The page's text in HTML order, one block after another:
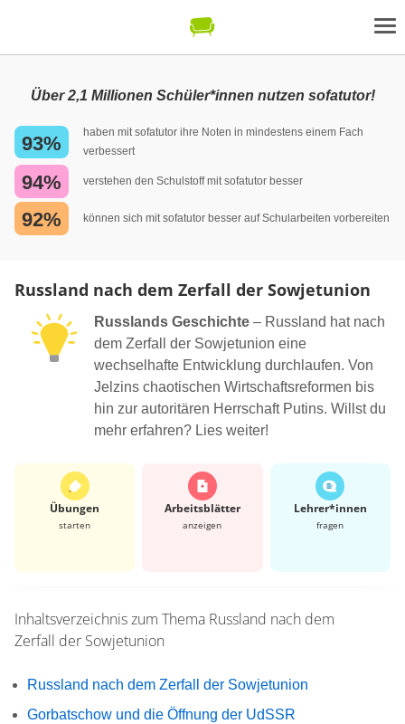
Über 2,1 Millionen Schüler*innen nutzen sofatutor!
93%
haben mit sofatutor ihre Noten in mindestens einem Fach
verbessert
94% verstehen den Schulstoff mit sofatutor besser
92% können sich mit sofatutor besser auf Schularbeiten vorbereiten
Russland nach dem Zerfall der Sowjetunion
Russlands Geschichte – Russland hat nach
dem Zerfall der Sowjetunion eine
wechselhafte Entwicklung durchlaufen. Von
Jelzins chaotischen Wirtschaftsreformen bis
hin zur autoritären Herrschaft Putins. Willst du
mehr erfahren? Lies weiter!
Übungen
starten
Arbeits­blätter
anzeigen
Lehrer*​innen
fragen
Inhaltsverzeichnis zum Thema Russland nach dem
Zerfall der Sowjetunion
Russland nach dem Zerfall der Sowjetunion
Gorbatschow und die Öffnung der UdSSR